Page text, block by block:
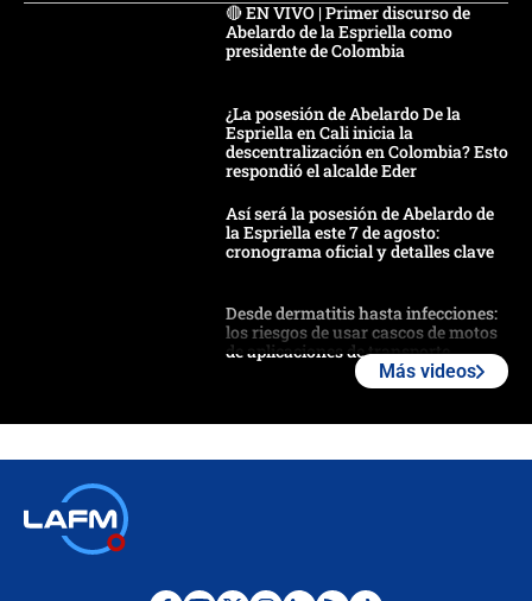
🔴 EN VIVO | Primer discurso de
Abelardo de la Espriella como
presidente de Colombia
¿La posesión de Abelardo De la
Espriella en Cali inicia la
descentralización en Colombia? Esto
respondió el alcalde Eder
Así será la posesión de Abelardo de
la Espriella este 7 de agosto:
cronograma oficial y detalles clave
Desde dermatitis hasta infecciones:
los riesgos de usar cascos de motos
de aplicaciones de transporte
Más videos